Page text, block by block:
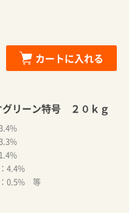
カートに入れる
グリーン特号 ２０ｋｇ
4.4%
0.5% 等